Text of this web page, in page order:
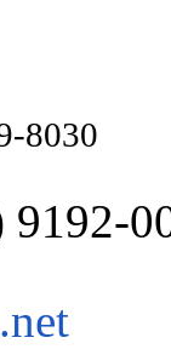
8030